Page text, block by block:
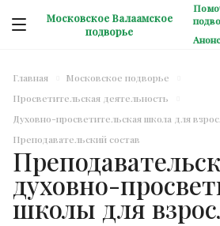
Московское Валаамское
подворье
Главная
Московское подворье
Просветительская деятельность
Духовно-просветительская школа для
Преподавательский состав
духовно-
школы для